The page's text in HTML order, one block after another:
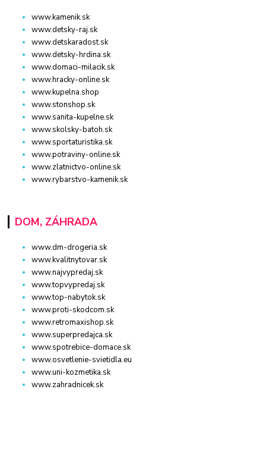
www.kamenik.sk
www.detsky-raj.sk
www.detskaradost.sk
www.detsky-hrdina.sk
www.domaci-milacik.sk
www.hracky-online.sk
www.kupelna.shop
www.stonshop.sk
www.sanita-kupelne.sk
www.skolsky-batoh.sk
www.sportaturistika.sk
www.potraviny-online.sk
www.zlatnictvo-online.sk
www.rybarstvo-kamenik.sk
DOM, ZÁHRADA
www.dm-drogeria.sk
www.kvalitnytovar.sk
www.najvypredaj.sk
www.topvypredaj.sk
www.top-nabytok.sk
www.proti-skodcom.sk
www.retromaxishop.sk
www.superpredajca.sk
www.spotrebice-domace.sk
www.osvetlenie-svietidla.eu
www.uni-kozmetika.sk
www.zahradnicek.sk